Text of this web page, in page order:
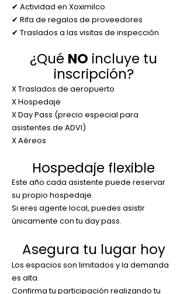
✔ Actividad en Xoximilco
✔ Rifa de regalos de proveedores
✔ Traslados a las visitas de inspección
¿Qué NO incluye tu
inscripción?
X Traslados de aeropuerto
X Hospedaje
X Day Pass (precio especial para
asistentes de ADVI)
X Aéreos
Hospedaje flexible
Este año cada asistente puede reservar
su propio hospedaje.
Si eres agente local, puedes asistir
únicamente con tu day pass.
Asegura tu lugar hoy
Los espacios son limitados y la demanda
es alta.
Confirma tu participación realizando tu